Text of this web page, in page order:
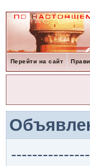
Перейти на сайт